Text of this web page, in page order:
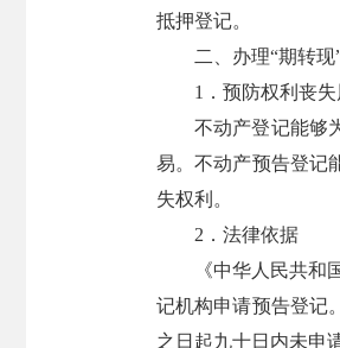
抵押登记。
二、办理“期转现
1．预防权利丧失
不动产登记能够
易。不动产预告登记
失权利。
2．法律依据
《中华人民共
记机构申请预告登记
之日起九十日内未申